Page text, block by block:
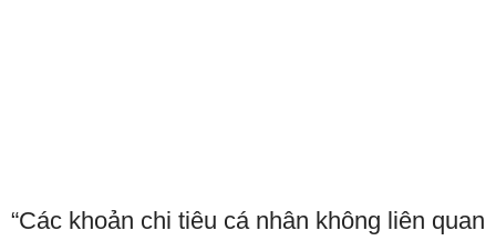
“Các khoản chi tiêu cá nhân không liên quan